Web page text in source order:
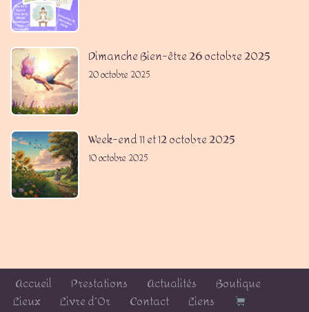
Dimanche Bien-être 26 octobre 2025
20 octobre 2025
Week-end 11 et 12 octobre 2025
10 octobre 2025
Accueil Prestations Actualités
Boutique
Lieux
Livre d’Or Contact Liens